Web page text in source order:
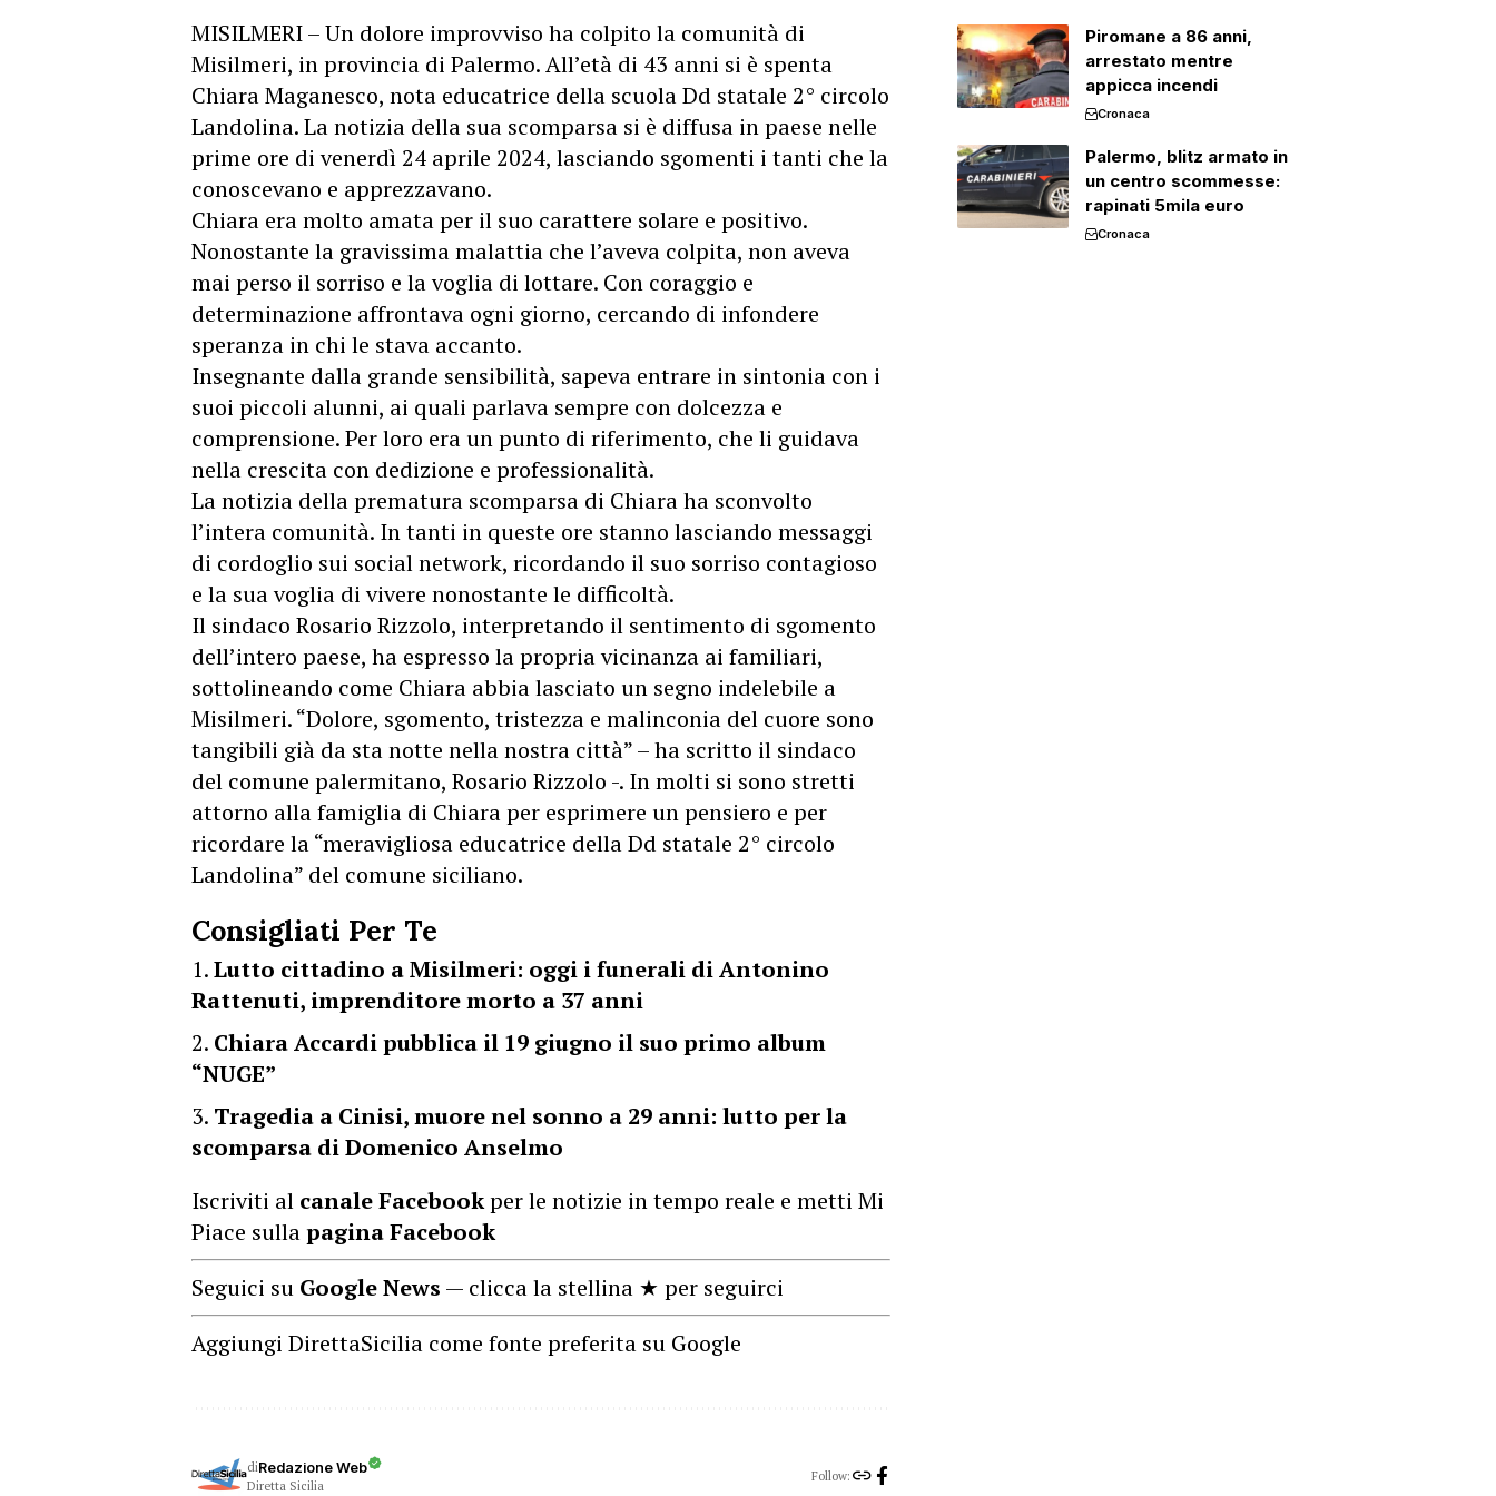
MISILMERI – Un dolore improvviso ha colpito la comunità di
Misilmeri, in provincia di Palermo. All’età di 43 anni si è spenta
Chiara Maganesco, nota educatrice della scuola Dd statale 2° circolo
Landolina. La notizia della sua scomparsa si è diffusa in paese nelle
prime ore di venerdì 24 aprile 2024, lasciando sgomenti i tanti che la
conoscevano e apprezzavano.
Chiara era molto amata per il suo carattere solare e positivo.
Nonostante la gravissima malattia che l’aveva colpita, non aveva
mai perso il sorriso e la voglia di lottare. Con coraggio e
determinazione affrontava ogni giorno, cercando di infondere
speranza in chi le stava accanto.
Insegnante dalla grande sensibilità, sapeva entrare in sintonia con i
suoi piccoli alunni, ai quali parlava sempre con dolcezza e
comprensione. Per loro era un punto di riferimento, che li guidava
nella crescita con dedizione e professionalità.
La notizia della prematura scomparsa di Chiara ha sconvolto
l’intera comunità. In tanti in queste ore stanno lasciando messaggi
di cordoglio sui social network, ricordando il suo sorriso contagioso
e la sua voglia di vivere nonostante le difficoltà.
Il sindaco Rosario Rizzolo, interpretando il sentimento di sgomento
dell’intero paese, ha espresso la propria vicinanza ai familiari,
sottolineando come Chiara abbia lasciato un segno indelebile a
Misilmeri. “Dolore, sgomento, tristezza e malinconia del cuore sono
tangibili già da sta notte nella nostra città” – ha scritto il sindaco
del comune palermitano, Rosario Rizzolo -. In molti si sono stretti
attorno alla famiglia di Chiara per esprimere un pensiero e per
ricordare la “meravigliosa educatrice della Dd statale 2° circolo
Landolina” del comune siciliano.
Consigliati Per Te
Lutto cittadino a Misilmeri: oggi i funerali di Antonino
Rattenuti, imprenditore morto a 37 anni
Chiara Accardi pubblica il 19 giugno il suo primo album
“NUGE”
Tragedia a Cinisi, muore nel sonno a 29 anni: lutto per la
scomparsa di Domenico Anselmo
Iscriviti al canale Facebookper le notizie in tempo reale e metti Mi
Piace sullapagina Facebook
Seguici su Google News — clicca la stellina ★ per seguirci
Aggiungi DirettaSicilia come fonte preferita su Google
diRedazione Web
Diretta Sicilia
Follow:
Piromane a 86 anni,
arrestato mentre
appicca incendi
Cronaca
Palermo, blitz armato in
un centro scommesse:
rapinati 5mila euro
Cronaca